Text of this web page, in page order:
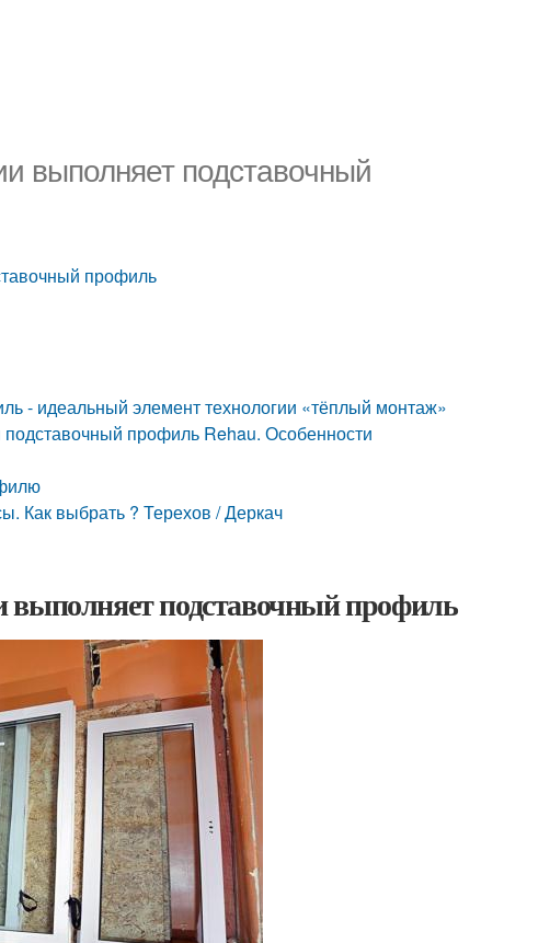
выполняет подставочный
профиль
- идеальный элемент технологии «тёплый монтаж»
профиль Rehau. Особенности
Как выбрать ? Терехов / Деркач
подставочный профиль